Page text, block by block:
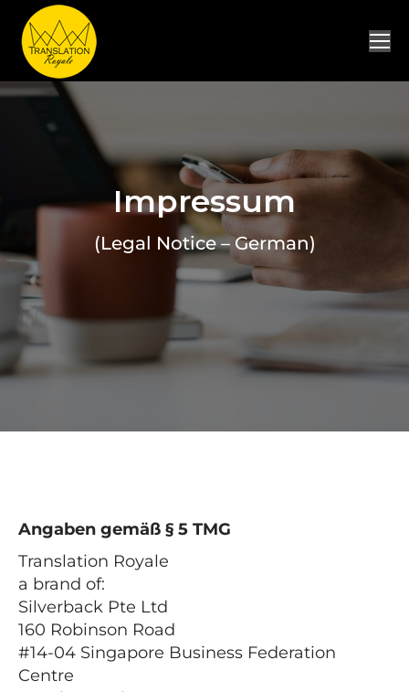
Impressum
(Legal Notice – German)
Angaben gemäß § 5 TMG
Translation Royale
a brand of:
Silverback Pte Ltd
160 Robinson Road
#14-04 Singapore Business Federation
Centre